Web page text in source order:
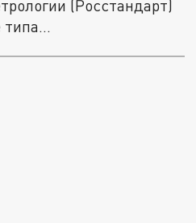
(Росстандарт)